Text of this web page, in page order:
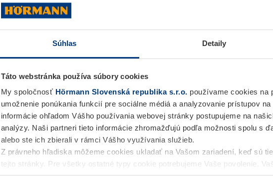
Súhlas Detaily
Táto webstránka používa súbory cookies
My spoločnosť Hörmann Slovenská republika s.r.o. používame cookies na
umožnenie ponúkania funkcií pre sociálne médiá a analyzovanie prístupov
informácie ohľadom Vášho používania webovej stránky postupujeme na
analýzy. Naši partneri tieto informácie zhromažďujú podľa možnosti spolu s
alebo ste ich zbierali v rámci Vášho využívania služieb.
Z právneho hľadiska môžeme cookies ukladať na Vašom zariadení, keď sú
tejto stránky. Pre všetky ostatné typy cookie potrebujeme Vaše povolenie.
alebo odvolať vo vysvetlení cookie na stránkeVyhlásenie o ochrane